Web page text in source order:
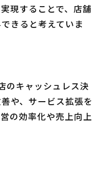
現することで、店舗
きると考えていま
のキャッシュレス決
や、サービス拡張を
の効率化や売上向上